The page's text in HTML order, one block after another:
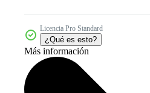
Licencia Pro Standard
¿Qué es esto?
Más información